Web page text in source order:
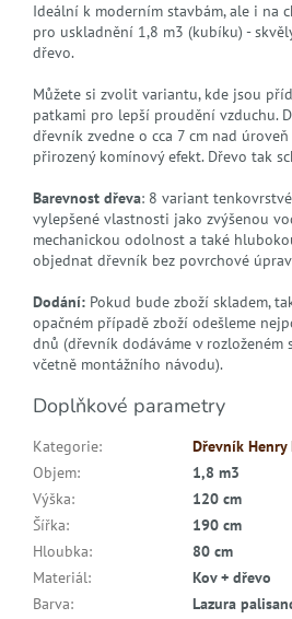
Ideální k moderním stavbám, ale i na
pro uskladnění 1,8 m3 (kubíku) -
dřevo.
Můžete si zvolit variantu, kde jsou
patkami pro lepší proudění vzduchu.
dřevník zvedne o cca 7 cm nad
přirozený komínový efekt. Dřevo tak
Barevnost dřeva: 8 variant
vylepšené vlastnosti jako zvýšenou
mechanickou odolnost a také
objednat dřevník bez povrchové
Dodání: Pokud bude zboží skladem,
opačném případě zboží odešleme
dnů (dřevník dodáváme v rozloženém
včetně montážního návodu).
Doplňkové parametry
Kategorie:
Dřevník
Objem:
1,8 m3
Výška:
120 cm
Šířka:
190 cm
Hloubka:
80 cm
Materiál:
Kov + dřevo
Barva:
Lazura